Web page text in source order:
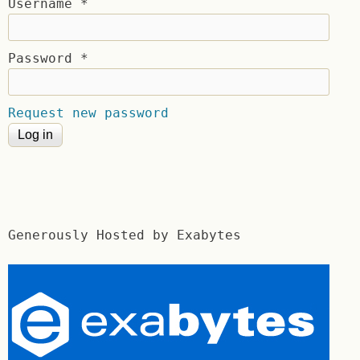
Username *
Password *
Request new password
Generously Hosted by Exabytes